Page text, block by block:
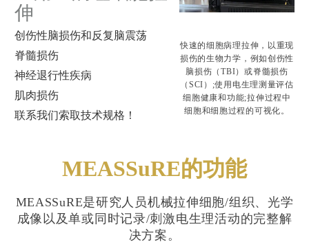
伸
创伤性脑损伤和反复脑震荡
脊髓损伤
神经退行性疾病
肌肉损伤
联系我们索取技术规格！
快速的细胞病理拉伸，以重现
损伤的生物力学，例如创伤性
脑损伤（TBI）或脊髓损伤
（SCI）;使用电生理测量评估
细胞健康和功能;拉伸过程中
细胞和细胞过程的可视化。
MEASSuRE的功能
MEASSuRE是研究人员机械拉伸细胞/组织、光学
成像以及单或同时记录/刺激电生理活动的完整解
决方案。